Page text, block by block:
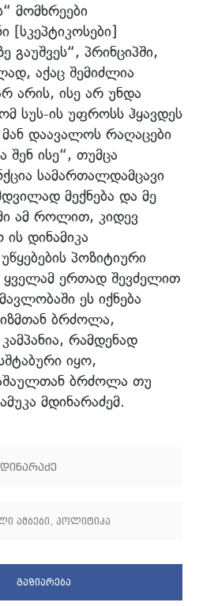
მომხრეები
[სკეპტიკოსები]
გაუშვეს“, პრინციპში,
აქაც შემიძლია
არის, ისე არ უნდა
სუს-ის უფროსს ჰყავდეს
დაავალოს რაღაცები
შენ ისე“, თუმცა
სამართალდამცავი
მექნება და მე
ამ როლით, კიდევ
დინამიკა
პოზიტიური
ყველამ ერთად შევძელით
ეს იქნება
ბრძოლა,
რამდენად
იყო,
ბრძოლა თუ
მდინარაძემ.
ამბები , პოლიტიკა
გაზიარება